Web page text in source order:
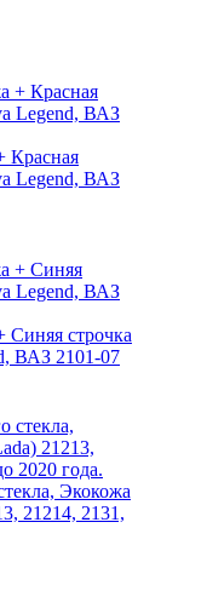
Красная
Legend, ВАЗ
Синяя строчка
ВАЗ 2101-07
Экокожа
21214, 2131,